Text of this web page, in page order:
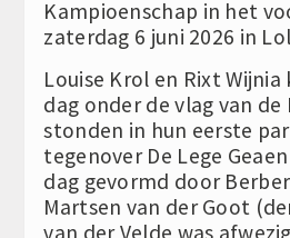
Kampioenschap in het
zaterdag 6 juni 2026 in
Louise Krol en Rixt
dag onder de vlag van de
stonden in hun eerste
tegenover De Lege
dag gevormd door
Martsen van der Goot
van der Velde was